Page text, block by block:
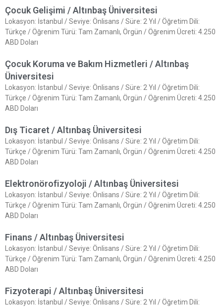
Çocuk Gelişimi / Altınbaş Üniversitesi
Lokasyon: İstanbul / Seviye: Önlisans / Süre: 2 Yıl / Öğretim Dili:
Türkçe / Öğrenim Türü: Tam Zamanlı, Örgün / Öğrenim Ücreti: 4.250
ABD Doları
Çocuk Koruma ve Bakım Hizmetleri / Altınbaş
Üniversitesi
Lokasyon: İstanbul / Seviye: Önlisans / Süre: 2 Yıl / Öğretim Dili:
Türkçe / Öğrenim Türü: Tam Zamanlı, Örgün / Öğrenim Ücreti: 4.250
ABD Doları
Dış Ticaret / Altınbaş Üniversitesi
Lokasyon: İstanbul / Seviye: Önlisans / Süre: 2 Yıl / Öğretim Dili:
Türkçe / Öğrenim Türü: Tam Zamanlı, Örgün / Öğrenim Ücreti: 4.250
ABD Doları
Elektronörofizyoloji / Altınbaş Üniversitesi
Lokasyon: İstanbul / Seviye: Önlisans / Süre: 2 Yıl / Öğretim Dili:
Türkçe / Öğrenim Türü: Tam Zamanlı, Örgün / Öğrenim Ücreti: 4.250
ABD Doları
Finans / Altınbaş Üniversitesi
Lokasyon: İstanbul / Seviye: Önlisans / Süre: 2 Yıl / Öğretim Dili:
Türkçe / Öğrenim Türü: Tam Zamanlı, Örgün / Öğrenim Ücreti: 4.250
ABD Doları
Fizyoterapi / Altınbaş Üniversitesi
Lokasyon: İstanbul / Seviye: Önlisans / Süre: 2 Yıl / Öğretim Dili: